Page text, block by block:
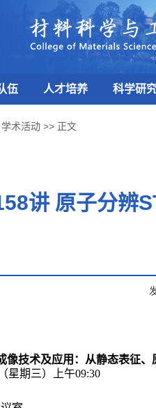
伍 人才培养 科学研
学术活动 >> 正文
讲 原子分
像技术及应用：从静态表征
星期三）上午09:30